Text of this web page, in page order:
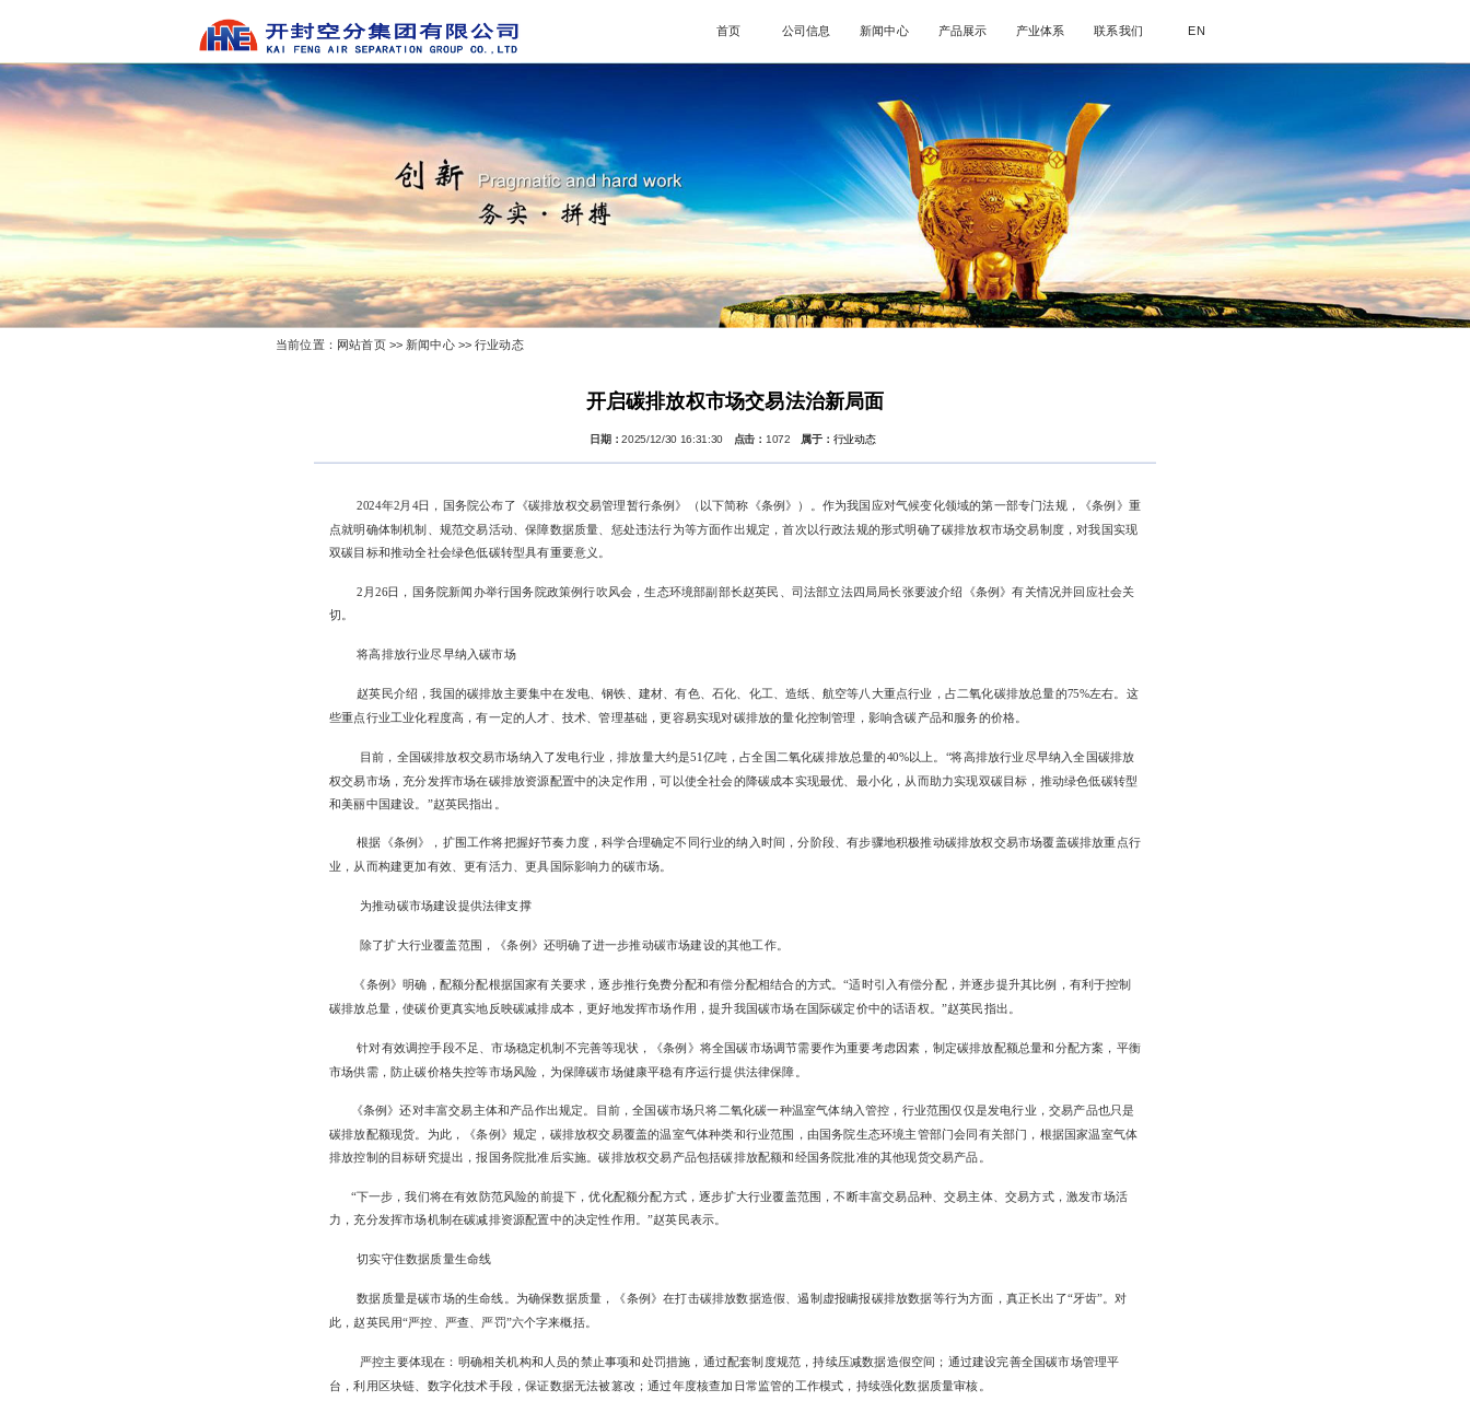
首页 公司信息 新闻中心 产品展示 产业体系 联系我们 EN
当前位置： 网站首页>> 新闻中心>> 行业动态
开启碳排放权市场交易法治新局面
日期：2025/12/30 16:31:30 点击： 1072 属于： 行业动态
2024年2月4日，国务院公布了《碳排放权交易管理暂行条例》（以下简称《条例》）。作为我国应对气候变化领域的第一部专门法规，《条例》重
点就明确体制机制、规范交易活动、保障数据质量、惩处违法行为等方面作出规定，首次以行政法规的形式明确了碳排放权市场交易制度，对我国实现
双碳目标和推动全社会绿色低碳转型具有重要意义。
2月26日，国务院新闻办举行国务院政策例行吹风会，生态环境部副部长赵英民、司法部立法四局局长张要波介绍《条例》有关情况并回应社会关
切。
将高排放行业尽早纳入碳市场
赵英民介绍，我国的碳排放主要集中在发电、钢铁、建材、有色、石化、化工、造纸、航空等八大重点行业，占二氧化碳排放总量的75%左右。这
些重点行业工业化程度高，有一定的人才、技术、管理基础，更容易实现对碳排放的量化控制管理，影响含碳产品和服务的价格。
目前，全国碳排放权交易市场纳入了发电行业，排放量大约是51亿吨，占全国二氧化碳排放总量的40%以上。“将高排放行业尽早纳入全国碳排放
权交易市场，充分发挥市场在碳排放资源配置中的决定作用，可以使全社会的降碳成本实现最优、最小化，从而助力实现双碳目标，推动绿色低碳转型
和美丽中国建设。”赵英民指出。
根据《条例》，扩围工作将把握好节奏力度，科学合理确定不同行业的纳入时间，分阶段、有步骤地积极推动碳排放权交易市场覆盖碳排放重点行
业，从而构建更加有效、更有活力、更具国际影响力的碳市场。
为推动碳市场建设提供法律支撑
除了扩大行业覆盖范围，《条例》还明确了进一步推动碳市场建设的其他工作。
《条例》明确，配额分配根据国家有关要求，逐步推行免费分配和有偿分配相结合的方式。“适时引入有偿分配，并逐步提升其比例，有利于控制
碳排放总量，使碳价更真实地反映碳减排成本，更好地发挥市场作用，提升我国碳市场在国际碳定价中的话语权。”赵英民指出。
针对有效调控手段不足、市场稳定机制不完善等现状，《条例》将全国碳市场调节需要作为重要考虑因素，制定碳排放配额总量和分配方案，平衡
市场供需，防止碳价格失控等市场风险，为保障碳市场健康平稳有序运行提供法律保障。
《条例》还对丰富交易主体和产品作出规定。目前，全国碳市场只将二氧化碳一种温室气体纳入管控，行业范围仅仅是发电行业，交易产品也只是
碳排放配额现货。为此，《条例》规定，碳排放权交易覆盖的温室气体种类和行业范围，由国务院生态环境主管部门会同有关部门，根据国家温室气体
排放控制的目标研究提出，报国务院批准后实施。碳排放权交易产品包括碳排放配额和经国务院批准的其他现货交易产品。
“下一步，我们将在有效防范风险的前提下，优化配额分配方式，逐步扩大行业覆盖范围，不断丰富交易品种、交易主体、交易方式，激发市场活
力，充分发挥市场机制在碳减排资源配置中的决定性作用。”赵英民表示。
切实守住数据质量生命线
数据质量是碳市场的生命线。为确保数据质量，《条例》在打击碳排放数据造假、遏制虚报瞒报碳排放数据等行为方面，真正长出了“牙齿”。对
此，赵英民用“严控、严查、严罚”六个字来概括。
严控主要体现在：明确相关机构和人员的禁止事项和处罚措施，通过配套制度规范，持续压减数据造假空间；通过建设完善全国碳市场管理平
台，利用区块链、数字化技术手段，保证数据无法被篡改；通过年度核查加日常监管的工作模式，持续强化数据质量审核。